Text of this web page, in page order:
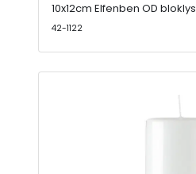
10x12cm Elfenben OD bloklys
42-1122